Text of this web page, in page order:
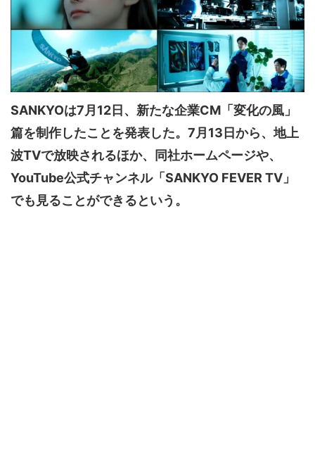
SANKYOは7月12日、新たな企業CM「変化の風」
篇を制作したことを発表した。7月13日から、地上
波TVで放映されるほか、同社ホームページや、
YouTube公式チャンネル「SANKYO FEVER TV」
でも見ることができるという。